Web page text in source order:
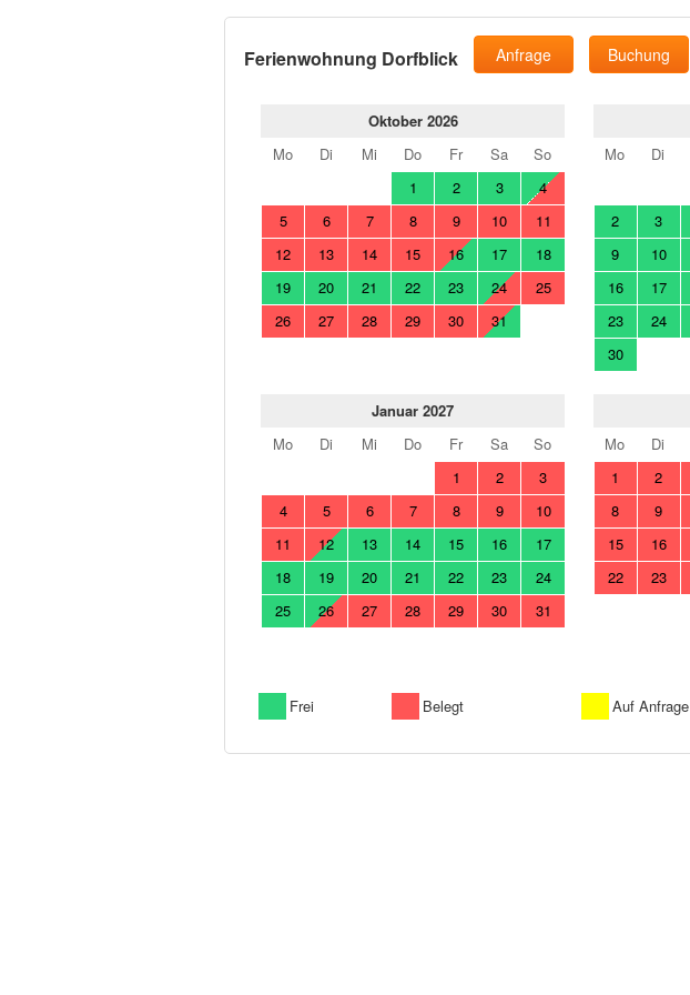
Ferienwohnung Dorfblick Anfrage Buchung
Oktober 2026
Mo
Di Mi Do Fr Sa
So
1
2 3
4
5
6 7 8 9 10
11
12
13 14 15 16 17
18
19
20 21 22 23 24
25
26
27 28 29 30 31
Mo
Di
2
3
9
10
16
17
23
24
30
Januar 2027
Mo
Di Mi Do Fr Sa
So
1
2
3
4
5 6 7 8 9
10
11
12 13 14 15 16
17
18
19 20 21 22 23
24
25
26 27 28 29 30 31
Mo
Di
1
2
8
9
15
16
22
23
Frei Belegt Auf Anfrage